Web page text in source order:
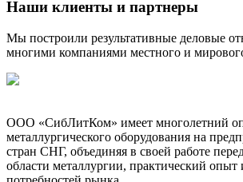
Наши клиенты и партнеры
Мы построили результативные деловые
многими компаниями местного и
ООО «СибЛитКом» имеет многолетний
металлургического оборудования на
стран СНГ, объединяя в своей работе
области металлургии, практический опыт